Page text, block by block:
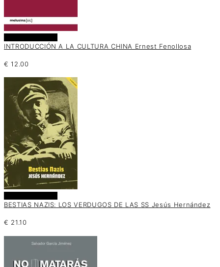
INTRODUCCIÓN A LA CULTURA CHINA Ernest Fenollosa
€ 12.00
BESTIAS NAZIS: LOS VERDUGOS DE LAS SS Jesús Hernández
€ 21.10